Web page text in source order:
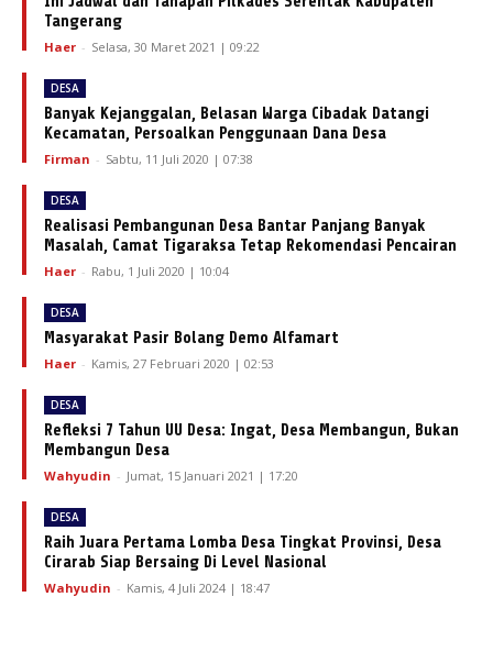
Tangerang
Haer - Selasa, 30 Maret 2021 | 09:22
DESA
Banyak Kejanggalan, Belasan Warga Cibadak Datangi
Kecamatan, Persoalkan Penggunaan Dana Desa
Firman - Sabtu, 11 Juli 2020 | 07:38
DESA
Realisasi Pembangunan Desa Bantar Panjang Banyak
Masalah, Camat Tigaraksa Tetap Rekomendasi Pencairan
Haer - Rabu, 1 Juli 2020 | 10:04
DESA
Masyarakat Pasir Bolang Demo Alfamart
Haer - Kamis, 27 Februari 2020 | 02:53
DESA
Refleksi 7 Tahun UU Desa: Ingat, Desa Membangun, Bukan
Membangun Desa
Wahyudin - Jumat, 15 Januari 2021 | 17:20
DESA
Raih Juara Pertama Lomba Desa Tingkat Provinsi, Desa
Cirarab Siap Bersaing Di Level Nasional
Wahyudin - Kamis, 4 Juli 2024 | 18:47